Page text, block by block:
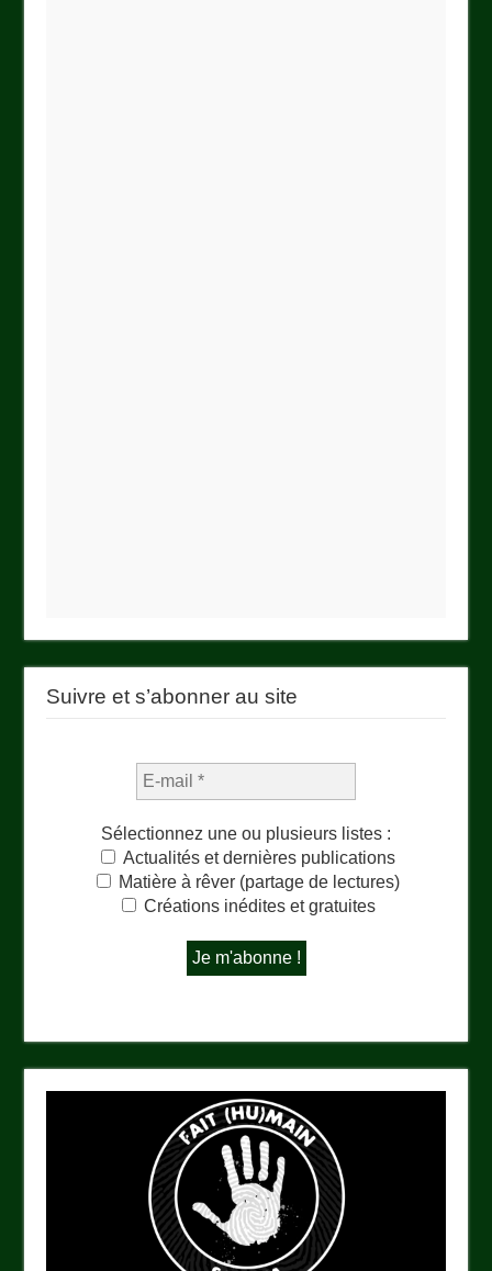
Suivre et s’abonner au site
Sélectionnez une ou plusieurs listes :
Actualités et dernières publications
Matière à rêver (partage de lectures)
Créations inédites et gratuites